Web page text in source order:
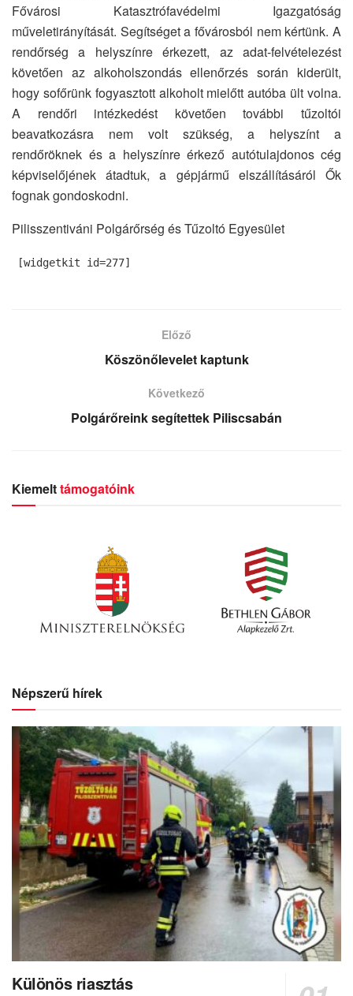
Fővárosi Katasztrófavédelmi Igazgatóság
műveletirányítását. Segítséget a fővárosból nem kértünk. A
rendőrség a helyszínre érkezett, az adat-felvételezést
követően az alkoholszondás ellenőrzés során kiderült,
hogy sofőrünk fogyasztott alkoholt mielőtt autóba ült volna.
A rendőri intézkedést követően további tűzoltói
beavatkozásra nem volt szükség, a helyszínt a
rendőröknek és a helyszínre érkező autótulajdonos cég
képviselőjének átadtuk, a gépjármű elszállításáról Ők
fognak gondoskodni.
Pilisszentiváni Polgárőrség és Tűzoltó Egyesület
[widgetkit id=277]
Előző
Köszönőlevelet kaptunk
Következő
Polgárőreink segítettek Piliscsabán
Kiemelttámogatóink
Népszerű hírek
Különös riasztás